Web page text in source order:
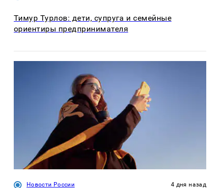
Тимур Турлов: дети, супруга и семейные
ориентиры предпринимателя
Новости России 4 дня назад